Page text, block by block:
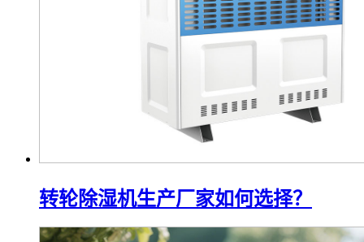
转轮除湿机生产厂家如何选择？